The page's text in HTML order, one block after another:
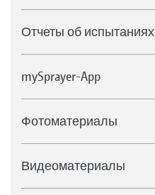
Отчеты об испытаниях
mySprayer-App
Фотоматериалы
Видеоматериалы